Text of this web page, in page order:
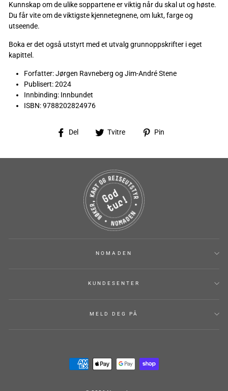
Kunnskap om de ulike soppartene er viktig når du skal ut og høste.
Du får vite om de viktigste kjennetegnene, om lukt, farge og
utseende.
Boka er det også utstyrt med et utvalg grunnoppskrifter i eget
kapittel.
Forfatter: Jørgen Ravneberg og Jim-André Stene
Publisert: 2024
Innbinding: Innbundet
ISBN: 9788202824976
Del Tvitre
Tvitre Pin
NOMADEN
KUNDESENTER
MELD DEG PÅ